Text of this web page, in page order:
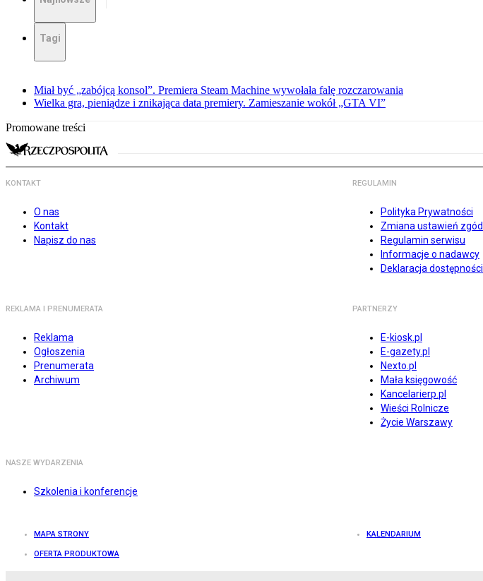
Tagi
Miał być „zabójcą konsol”. Premiera Steam Machine wywołała falę rozczarowania
Wielka gra, pieniądze i znikająca data premiery. Zamieszanie wokół „GTA VI”
Promowane treści
KONTAKT
O nas
Kontakt
Napisz do nas
REGULAMIN
Polityka Prywatności
Zmiana ustawień zgód
Regulamin serwisu
Informacje o nadawcy
Deklaracja dostępności
REKLAMA I PRENUMERATA
Reklama
Ogłoszenia
Prenumerata
Archiwum
PARTNERZY
E-kiosk.pl
E-gazety.pl
Nexto.pl
Mała księgowość
Kancelarierp.pl
Wieści Rolnicze
Życie Warszawy
NASZE WYDARZENIA
Szkolenia i konferencje
MAPA STRONY KALENDARIUM
OFERTA PRODUKTOWA